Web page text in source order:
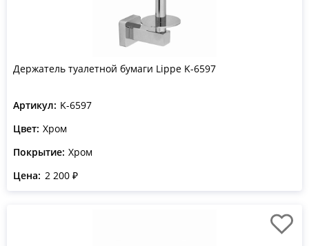
Держатель туалетной бумаги Lippe K-6597
Артикул: K-6597
Цвет: Хром
Покрытие: Хром
Цена: 2 200 ₽